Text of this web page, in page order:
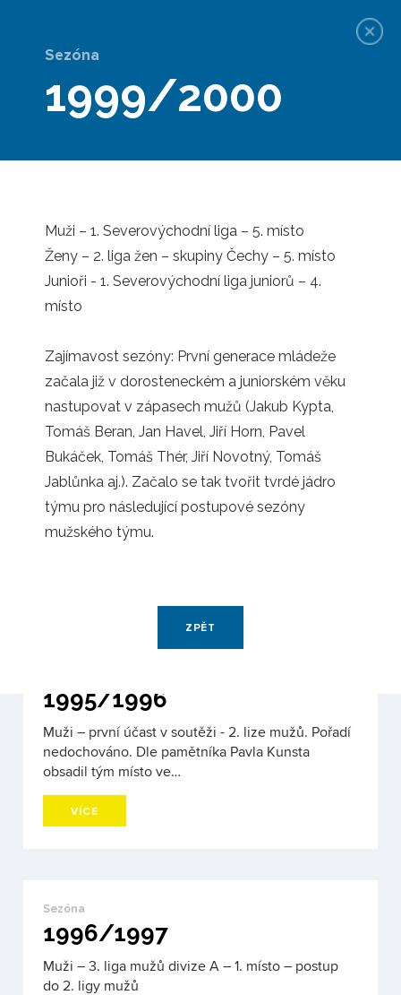
Historie
SEŘADIT PODLE DATA:
1995 – založení klubu
První registrace 11. 10. 1995 pod názvem 1.
Florbalový klub Jablonec nad Nisou. Zakladatelé
manželé Martina a Pavel…
1995/1996
Muži – první účast v soutěži - 2. lize mužů. Pořadí
nedochováno. Dle pamětníka Pavla Kunsta
obsadil tým místo ve…
VÍCE
Sezóna
1996/1997
Muži – 3. liga mužů divize A – 1. místo – postup
do 2. ligy mužů
Sezóna
1999/2000
Muži – 1. Severovýchodní liga – 5. místo
Ženy – 2. liga žen – skupiny Čechy – 5. místo
Junioři - 1. Severovýchodní liga juniorů – 4.
místo
Zajímavost sezóny: První generace mládeže
začala již v dorosteneckém a juniorském věku
nastupovat v zápasech mužů (Jakub Kypta,
Tomáš Beran, Jan Havel, Jiří Horn, Pavel
Bukáček, Tomáš Thér, Jiří Novotný, Tomáš
Jablůnka aj.). Začalo se tak tvořit tvrdé jádro
týmu pro následující postupové sezóny
mužského týmu.
ZPĚT